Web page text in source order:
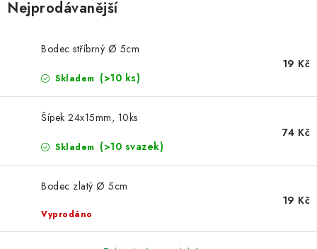
Nejprodávanější
Bodec stříbrný Ø 5cm
Skladem (>10 ks)
19 Kč
Šípek 24x15mm, 10ks
Skladem (>10 svazek)
74 Kč
Bodec zlatý Ø 5cm
Vyprodáno
19 Kč